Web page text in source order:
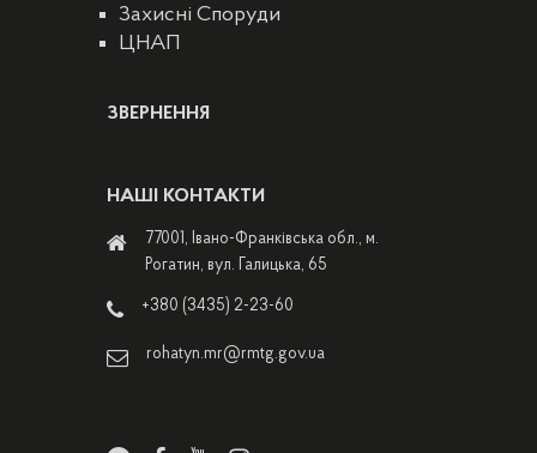
Захисні Споруди
ЦНАП
ЗВЕРНЕННЯ
НАШІ КОНТАКТИ
77001, Івано-Франківська обл., м.
Рогатин, вул. Галицька, 65
+380 (3435) 2-23-60
rohatyn.mr@rmtg.gov.ua